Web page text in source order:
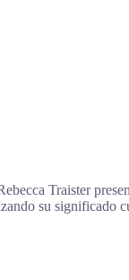
Traister
su